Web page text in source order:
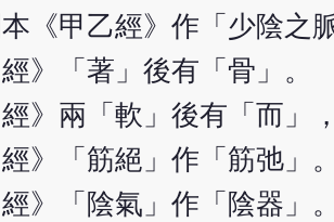
《甲乙經》作「少陰之
經》「著」後有「骨」。
經》兩「軟」後有「而」
經》「筋絕」作「筋弛」。
經》「陰氣」作「陰器」。